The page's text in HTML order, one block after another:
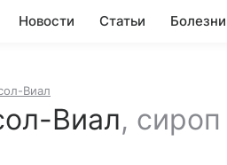
Новости Статьи Болезни
Виал
Виал, сироп